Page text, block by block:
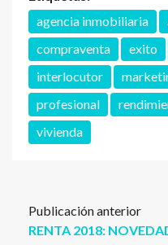
agencia inmobiliaria
compraventa
exito
interlocutor
profesional
vivienda
Publicación anterior
RENTA 2018: